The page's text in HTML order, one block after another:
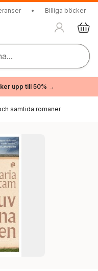
• Billiga böcker
upp till 50% →
samtida romaner